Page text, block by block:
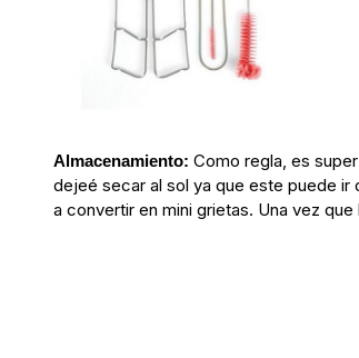
Almacenamiento: Como regla, es
dejeé secar al sol ya que este puede ir
a convertir en mini grietas. Una vez